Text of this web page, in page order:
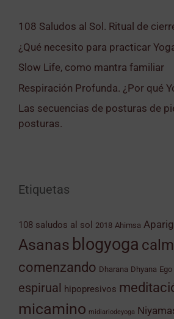
108 Saludos al Sol. Ritual de
¿Qué necesito para practicar
Slow Life, como mantra familiar
Respiración Profunda. ¿Por qué
Las secuencias de posturas de
posturas.
Etiquetas
108 saludos al sol 2018 Ahimsa
Asanas blogyoga
comenzando Dharana Dhyana Ego
espirual hipopresivos
micamino midiariodeyoga